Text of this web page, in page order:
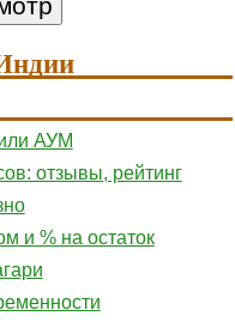
АУМ
отзывы, рейтинг
и % на остаток